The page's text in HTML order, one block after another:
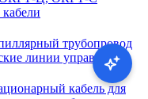
трубопровод
линии управления
кабель для